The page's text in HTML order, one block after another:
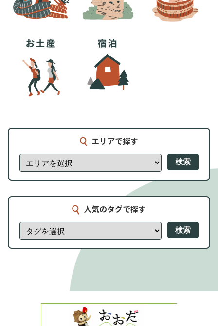
エリアで探す
検索
人気のタグで探す
検索